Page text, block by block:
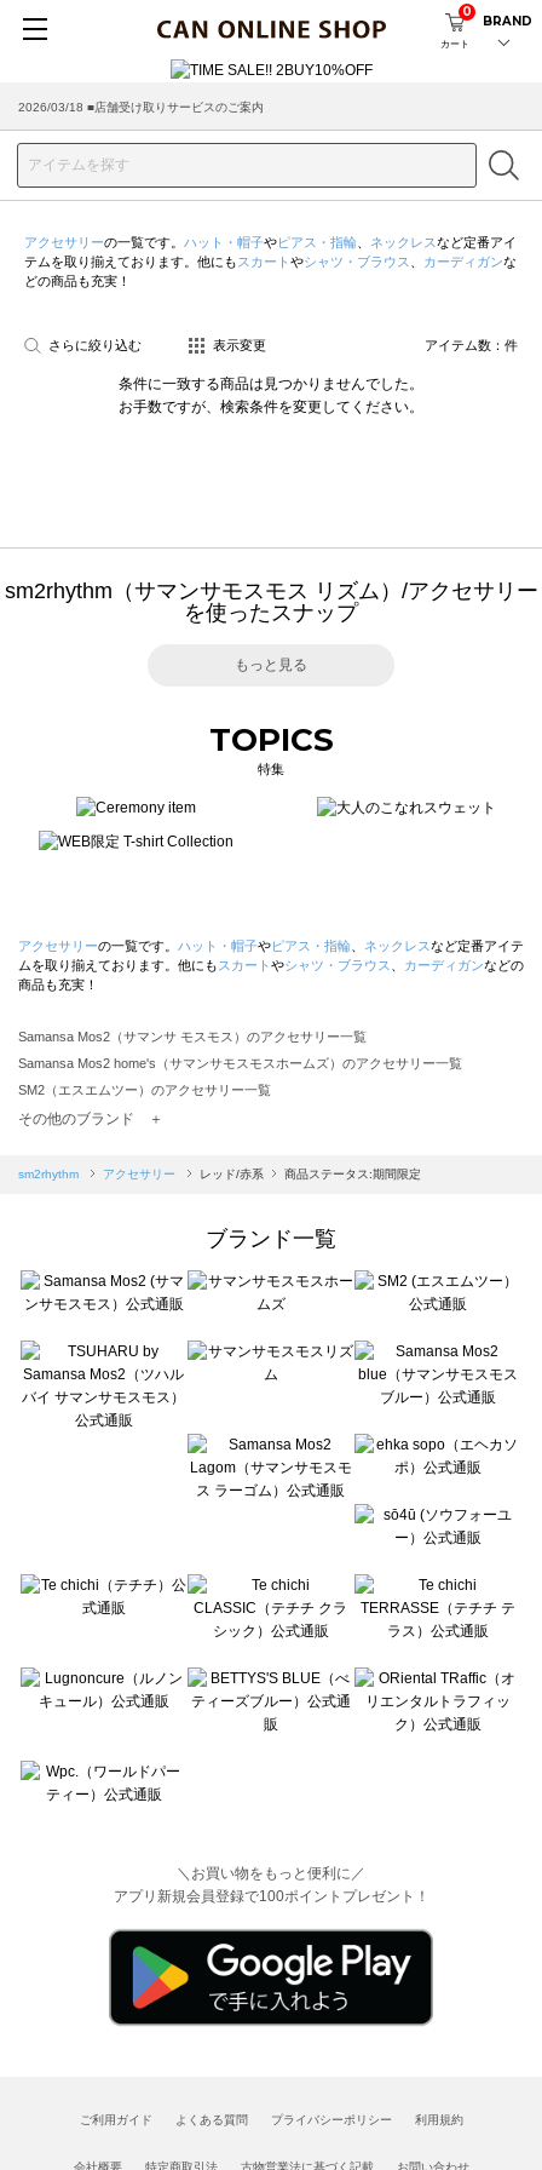
カート
0
BRAND
2026/03/18 ■店舗受け取りサービスのご案内
アクセサリーの一覧です。 ハット・帽子やピアス・指輪 ネックレスなど定番アイ
テムを取り揃えております。他にも スカート やシャツ・ブラウス カーディガンな
どの商品も充実！
さらに絞り込む 表示変更 アイテム数： 件
条件に一致する商品は見つかりませんでした。
お手数ですが、検索条件を変更してください。
sm2rhythm（サマンサモスモス リズム）/アクセサリー
を使ったスナップ
もっと見る
TOPICS
特集
アクセサリーの一覧です。 ハット・帽子やピアス・指輪 ネックレスなど定番アイテ
ムを取り揃えております。他にも スカート やシャツ・ブラウス カーディガンなどの
商品も充実！
Samansa Mos2（サマンサ モスモス）のアクセサリー一覧
Samansa Mos2 home's（サマンサモスモスホームズ）のアクセサリー一覧
SM2（エスエムツー）のアクセサリー一覧
TSUHARU by Samansa Mos2（ツハルバイサマンサモスモス）のアクセサリー一覧
Samansa Mos2 blue（サマンサモスモス ブルー）のアクセサリー一覧
sō4ū（ソウフォーユー）のアクセサリー一覧
Te chichi（テチチ）のアクセサリー一覧
Te chichi CLASSIC（テチチ クラシック）のアクセサリー一覧
Lugnoncure（ルノンキュール）のアクセサリー一覧
BETTY'S BLUE（べティーズブルー）のアクセサリー一覧
Wpc.（ワールドパーティー）のアクセサリー一覧
その他のブランド ＋
sm2rhythm アクセサリー レッド/赤系 商品ステータス:期間限定
ブランド一覧
＼お買い物をもっと便利に／
アプリ新規会員登録で100ポイントプレゼント！
ご利用ガイド よくある質問 プライバシーポリシー 利用規約
会社概要 特定商取引法 古物営業法に基づく記載 お問い合わせ